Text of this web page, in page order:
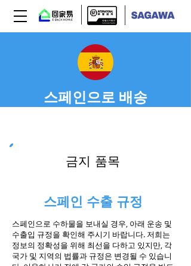
스페인으로 배송
금지 품목
스페인 수출 규정
스페인으로 수하물을 보내실 경우, 아래 운송 및
수출입 규정을 확인해 주시기 바랍니다. 저희는
정보의 정확성을 위해 최선을 다하고 있지만, 각
국가 및 지역의 법률과 규정은 변경될 수 있습니